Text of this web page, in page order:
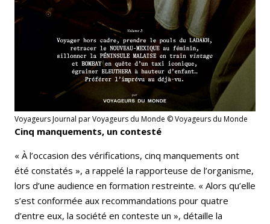
Voyageurs Journal par Voyageurs du Monde © Voyageurs du Monde
Cinq manquements, un contesté
« À l’occasion des vérifications, cinq manquements ont
été constatés », a rappelé la rapporteuse de l’organisme,
lors d’une audience en formation restreinte. « Alors qu’elle
s’est conformée aux recommandations pour quatre
d’entre eux, la société en conteste un », détaille la